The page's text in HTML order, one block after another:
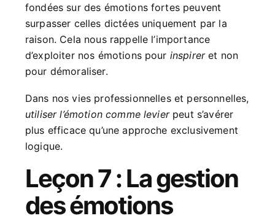
fondées sur des émotions fortes peuvent
surpasser celles dictées uniquement par la
raison. Cela nous rappelle l’importance
d’exploiter nos émotions pour inspireret non
pour démoraliser.
Dans nos vies professionnelles et personnelles,
utiliser l’émotion comme levierpeut s’avérer
plus efficace qu’une approche exclusivement
logique.
Leçon 7 : La gestion
des émotions